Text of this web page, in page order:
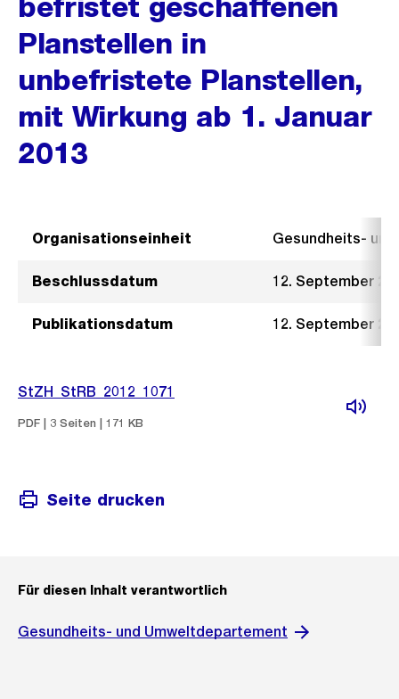
befristet geschaffenen
Planstellen in
unbefristete Planstellen,
mit Wirkung ab 1. Januar
2013
Organisationseinheit Gesundheits-
Beschlussdatum 12. September
Publikationsdatum 12. September
StZH_StRB_2012_1071
PDF | 3 Seiten | 171 KB
Seite drucken
Für diesen Inhalt verantwortlich
Gesundheits- und Umweltdepartement